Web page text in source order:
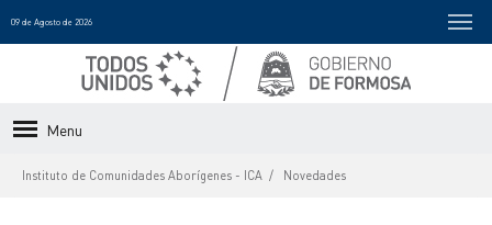
09 de Agosto de 2026
Menu
Instituto de Comunidades Aborígenes - ICA Novedades